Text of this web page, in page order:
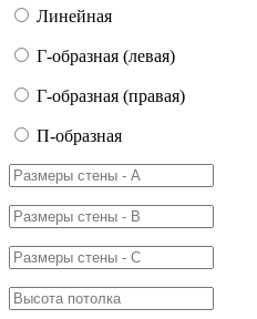
Линейная
Г-образная (левая)
Г-образная (правая)
П-образная